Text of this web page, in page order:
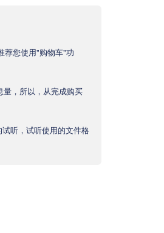
荐您使用"购物车"功
量，所以，从完成购买
听，试听使用的文件格